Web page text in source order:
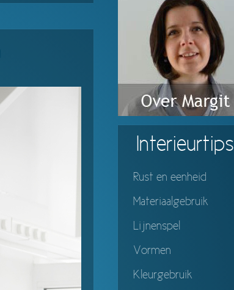
Interieurtips
Rust en eenheid
Materiaalgebruik
Lijnenspel
Vormen
Kleurgebruik